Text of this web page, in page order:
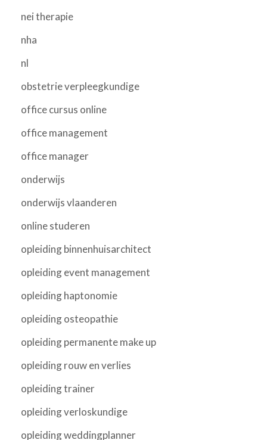
nei therapie
nha
nl
obstetrie verpleegkundige
office cursus online
office management
office manager
onderwijs
onderwijs vlaanderen
online studeren
opleiding binnenhuisarchitect
opleiding event management
opleiding haptonomie
opleiding osteopathie
opleiding permanente make up
opleiding rouw en verlies
opleiding trainer
opleiding verloskundige
opleiding weddingplanner